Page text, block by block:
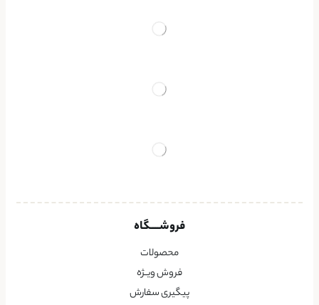
فروشــــگاه
محصولات
فروش ویــژه
پیگیری سفارش